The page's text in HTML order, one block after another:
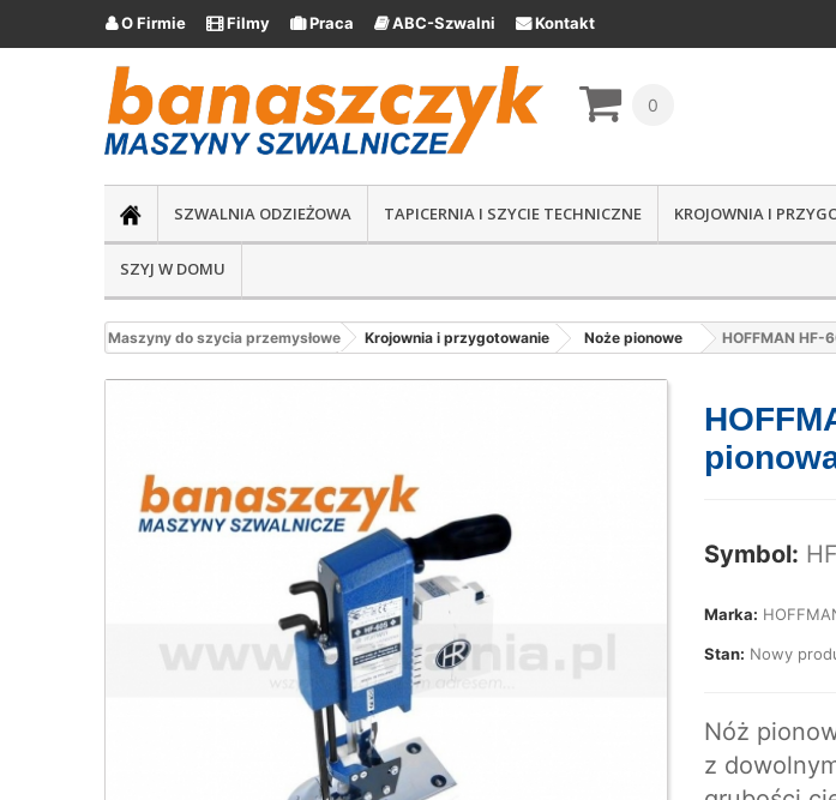
O Firmie Filmy Praca ABC-Szwalni Kontakt
0
SZWALNIA ODZIEŻOWA TAPICERNIA I SZYCIE TECHNICZNE KROJOWNIA I
SZYJ W DOMU
Maszyny do szycia przemysłowe Krojownia i przygotowanie Noże pionowe HOFFMAN HF-
Symbol:
Marka:
Stan: Nowy
Nóż
z